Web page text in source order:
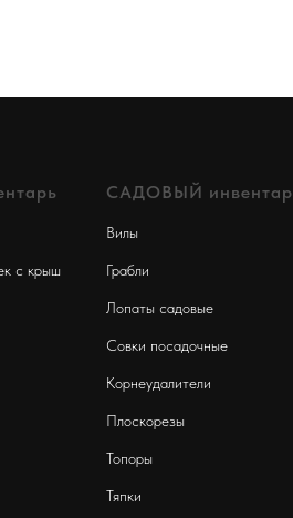
с крыш
САДОВЫЙ
Вилы
Грабли
Лопаты садовые
Совки посадочные
Корнеудалители
Плоскорезы
Топоры
Тяпки